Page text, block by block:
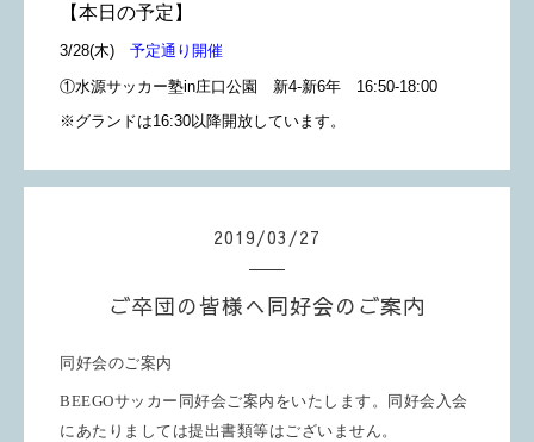
【本日の予定】
3/28(木) 予定通り開催
①水源サッカー塾in庄口公園 新4-新6年 16:50-18:00
※グランドは16:30以降開放しています。
2019/03 /27
ご卒団の皆様へ同好会のご案内
同好会のご案内
BEEGOサッカー同好会ご案内をいたします。
同好会入会
にあたりましては提出書類等はございません。